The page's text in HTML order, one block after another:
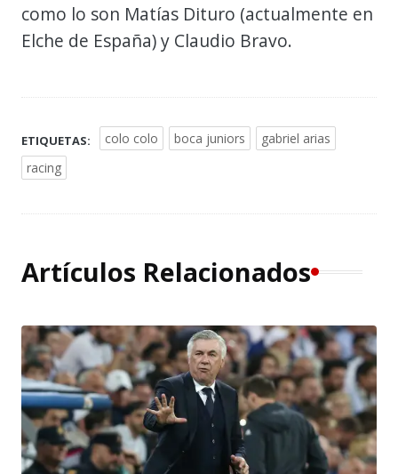
como lo son Matías Dituro (actualmente en
Elche de España) y Claudio Bravo.
ETIQUETAS: colo colo boca juniors
gabriel arias
racing
Artículos Relacionados